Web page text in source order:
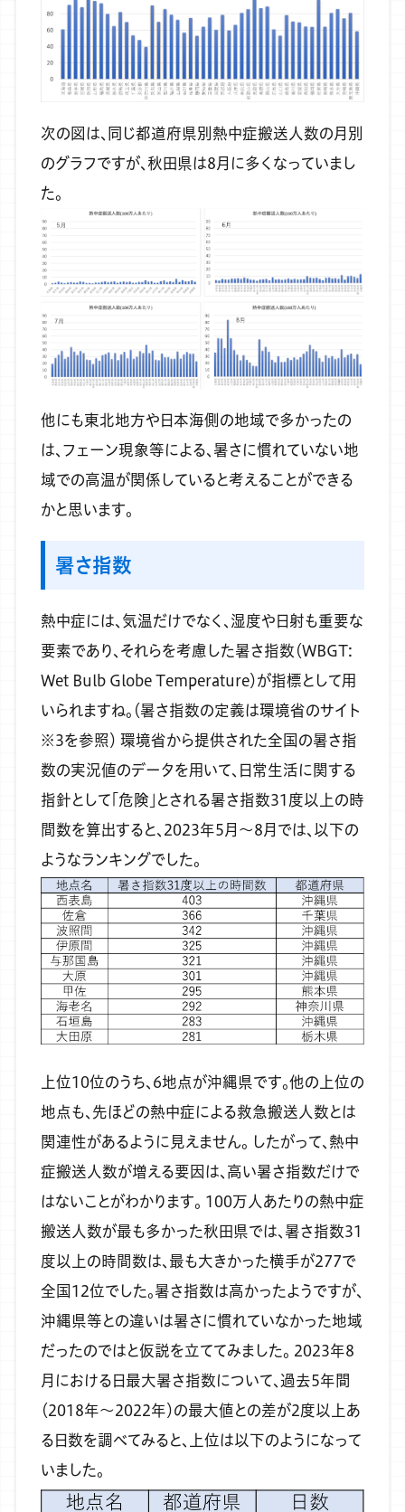
次の図は、同じ都道府県別熱中症搬送人数の月別
のグラフですが、秋田県は8月に多くなっていまし
た。
他にも東北地方や日本海側の地域で多かったの
は、フェーン現象等による、暑さに慣れていない地
域での高温が関係していると考えることができる
かと思います。
暑さ指数
熱中症には、気温だけでなく、湿度や日射も重要な
要素であり、それらを考慮した暑さ指数（WBGT:
Wet Bulb Globe Temperature）が指標として用
いられますね。（暑さ指数の定義は環境省のサイト
※3を参照） 環境省から提供された全国の暑さ指
数の実況値のデータを用いて、日常生活に関する
指針として「危険」とされる暑さ指数31度以上の時
間数を算出すると、2023年5月～8月では、以下の
ようなランキングでした。
上位10位のうち、6地点が沖縄県です。他の上位の
地点も、先ほどの熱中症による救急搬送人数とは
関連性があるように見えません。 したがって、熱中
症搬送人数が増える要因は、高い暑さ指数だけで
はないことがわかります。 100万人あたりの熱中症
搬送人数が最も多かった秋田県では、暑さ指数31
度以上の時間数は、最も大きかった横手が277で
全国12位でした。暑さ指数は高かったようですが、
沖縄県等との違いは暑さに慣れていなかった地域
だったのではと仮説を立ててみました。 2023年8
月における日最大暑さ指数について、過去5年間
（2018年～2022年）の最大値との差が2度以上あ
る日数を調べてみると、上位は以下のようになって
いました。